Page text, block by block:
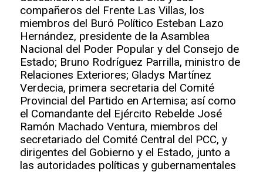
compañeros del Frente Las Villas, los
miembros del Buró Político Esteban Lazo
Hernández, presidente de la Asamblea
Nacional del Poder Popular y del Consejo de
Estado; Bruno Rodríguez Parrilla, ministro de
Relaciones Exteriores; Gladys Martínez
Verdecia, primera secretaria del Comité
Provincial del Partido en Artemisa; así como
el Comandante del Ejército Rebelde José
Ramón Machado Ventura, miembros del
secretariado del Comité Central del PCC, y
dirigentes del Gobierno y el Estado, junto a
las autoridades políticas y gubernamentales